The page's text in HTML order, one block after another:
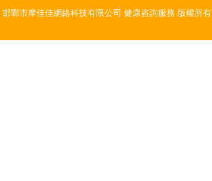
邯鄲市摩佳佳網絡科技有限公司 健康咨詢服務 版權所有